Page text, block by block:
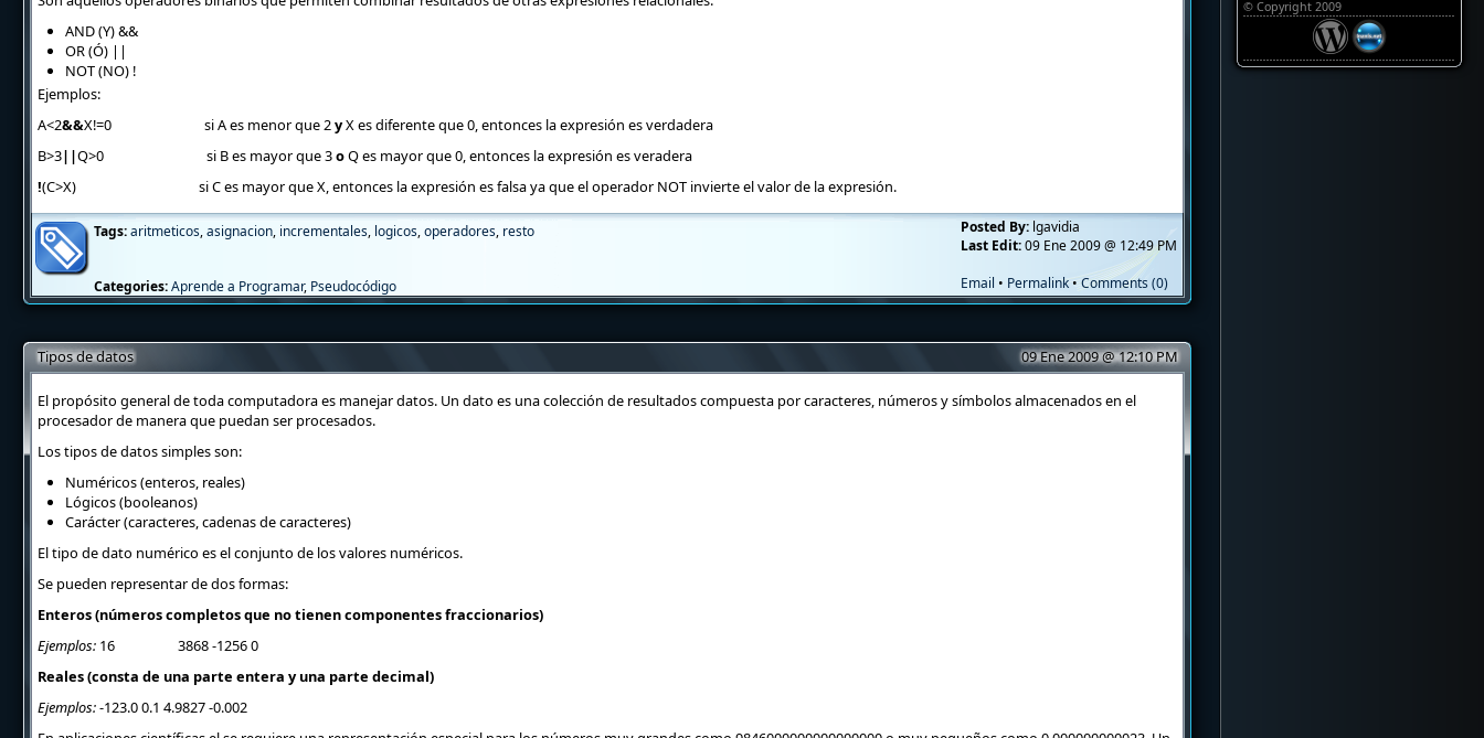
AND (Y)&&
OR (Ó) ||
NOT (NO) !
Ejemplos:
A<2&&X!=0 si A es menor que 2yX es diferente que 0, entonces la expresión es verdadera
B>3||Q>0 si B es mayor que 3oQ es mayor que 0, entonces la expresión es veradera
!(C>X) si C es mayor que X, entonces la expresión es falsa ya que el operador NOT invierte el valor de la expresión.
Posted By: lgavidia
Last Edit:09 Ene 2009 @ 12:49 PM
Email • Permalink•Comments (0)
Tags:aritmeticos,asignacion, incrementales, logicos,operadores, resto
Categories: Aprende a Programar, Pseudocódigo
Tipos de datos 09 Ene 2009 @ 12:10 PM
El propósito general de toda computadora es manejar datos. Un dato es una colección de resultados compuesta por caracteres, números y símbolos almacenados en el
procesador de manera que puedan ser procesados.
Los tipos de datos simples son:
Numéricos (enteros, reales)
Lógicos (booleanos)
Carácter (caracteres, cadenas de caracteres)
El tipo de dato numérico es el conjunto de los valores numéricos.
Se pueden representar de dos formas:
Enteros (números completos que no tienen componentes fraccionarios)
Ejemplos: 16 3868-12560
Reales (consta de una parte entera y una parte decimal)
Ejemplos:-123.00.1 4.9827-0.002
© Copyright 2009